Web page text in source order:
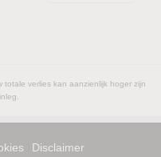
verlies kan aanzienlijk hoger zijn
Disclaimer